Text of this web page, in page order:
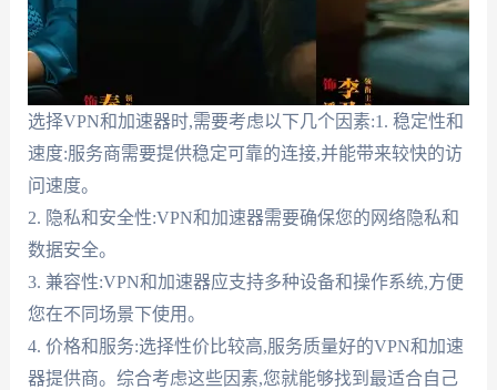
选择VPN和加速器时,需要考虑以下几个因素:1. 稳定性和
速度:服务商需要提供稳定可靠的连接,并能带来较快的访
问速度。
2. 隐私和安全性:VPN和加速器需要确保您的网络隐私和
数据安全。
3. 兼容性:VPN和加速器应支持多种设备和操作系统,方便
您在不同场景下使用。
4. 价格和服务:选择性价比较高,服务质量好的VPN和加速
器提供商。综合考虑这些因素,您就能够找到最适合自己